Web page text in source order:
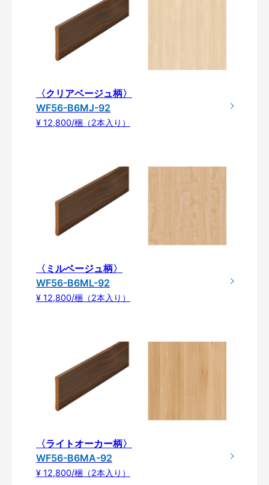
〈クリアベージュ柄〉
WF56-B6MJ-92
¥ 12,800/梱（2本入り）
〈ミルベージュ柄〉
WF56-B6ML-92
¥ 12,800/梱（2本入り）
〈ライトオーカー柄〉
WF56-B6MA-92
¥ 12,800/梱（2本入り）